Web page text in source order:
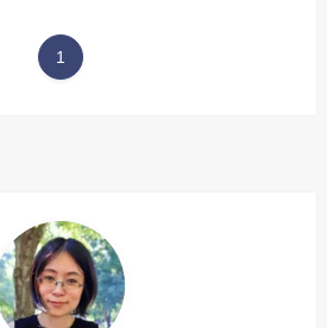
1